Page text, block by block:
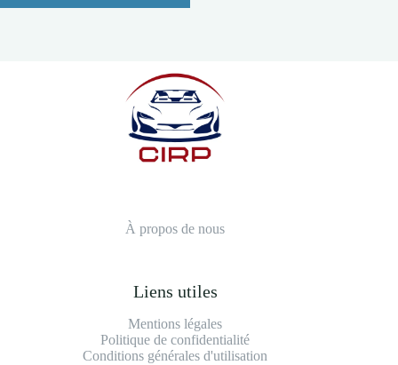
À propos de nous
Liens utiles
Mentions légales
Politique de confidentialité
Conditions générales d'utilisation